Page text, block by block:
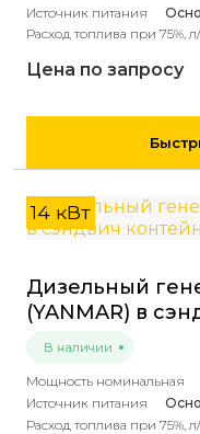
Источник питания
Расход топлива при 75%,
Цена по запросу
14 кВт
Дизельный
(YANMAR) в
В наличии
Мощность номинальная
Источник питания
Расход топлива при 75%,